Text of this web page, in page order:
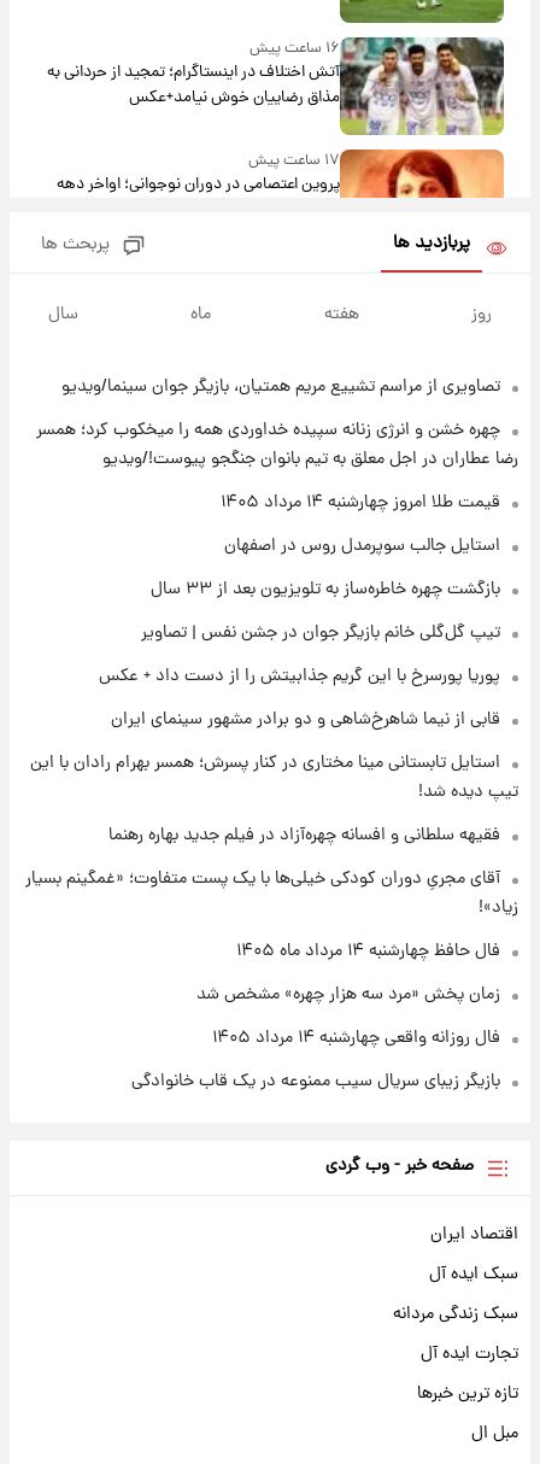
۱۶ ساعت پیش
آتش اختلاف در اینستاگرام؛ تمجید از حردانی به
مذاق رضاییان خوش نیامد+عکس
۱۷ ساعت پیش
پروین اعتصامی در دوران نوجوانی؛ اواخر دهه
هسته‌ای در آسمان ظاهر شد
۱۷ ساعت پیش
کرد
۱۹ ساعت پیش
۱۴۰۵/ نرخ‌ها ثابت ماند؟ +جدول
علی مطهری: اجرای کامل تفاهم‌نامه اسلام‌آباد،
۱۹ ساعت پیش
واکنش تند تاکر کارلسون به حمله آمریکا به
مدرسه میناب؛ «باید سیلی محکمی به صورت
۲۰ ساعت پیش
۱۴۰۵/کاهش قیمت طلا و سکه
پربازدید ها پربحث ها
روز هفته ماه سال
تصاویری از مراسم تشییع مریم همتیان، بازیگر جوان سینما/ویدیو
چهره خشن و انرژی زنانه سپیده خداوردی همه را میخکوب کرد؛ همسر
رضا عطاران در اجل معلق به تیم بانوان جنگجو پیوست!/ویدیو
قیمت طلا امروز چهارشنبه ۱۴ مرداد ۱۴۰۵
استایل جالب سوپرمدل روس در اصفهان
بازگشت چهره خاطره‌ساز به تلویزیون بعد از ۳۳ سال
تیپ گل‌گلی خانم بازیگر جوان در جشن نفس | تصاویر
پوریا پورسرخ با این گریم جذابیتش را از دست داد + عکس
قابی از نیما شاهرخ‌شاهی و دو برادر مشهور سینمای ایران
استایل تابستانی مینا مختاری در کنار پسرش؛ همسر بهرام رادان با این
تیپ دیده شد!
فقیهه سلطانی و افسانه چهره‌آزاد در فیلم جدید بهاره رهنما
آقای مجریِ دوران کودکی خیلی‌ها با یک پست متفاوت؛ «غمگینم بسیار
زیاد»!
فال حافظ چهارشنبه ۱۴ مرداد ماه ۱۴۰۵
زمان پخش «مرد سه هزار چهره» مشخص شد
فال روزانه واقعی چهارشنبه ۱۴ مرداد ۱۴۰۵
بازیگر زیبای سریال سیب ممنوعه در یک قاب خانوادگی
صفحه خبر - وب گردی
اقتصاد ایران
سبک ایده آل
سبک زندگی مردانه
تجارت ایده آل
تازه ترین خبرها
مبل ال